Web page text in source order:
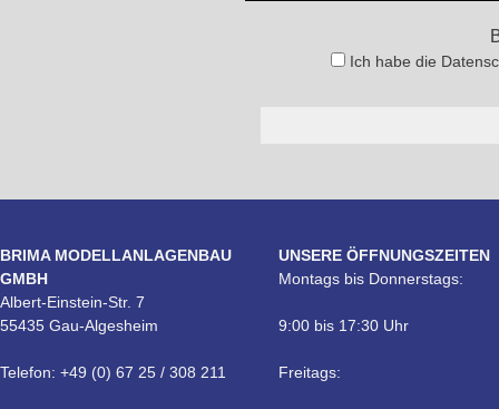
Ich habe die
BRIMA MODELLANLAGENBAU
GMBH
Albert-Einstein-Str. 7
55435 Gau-Algesheim
Telefon: +49 (0) 67 25 / 308 211
UNSERE ÖFFNUNGSZEITEN
Montags bis Donnerstags:
9:00 bis 17:30 Uhr
Freitags: